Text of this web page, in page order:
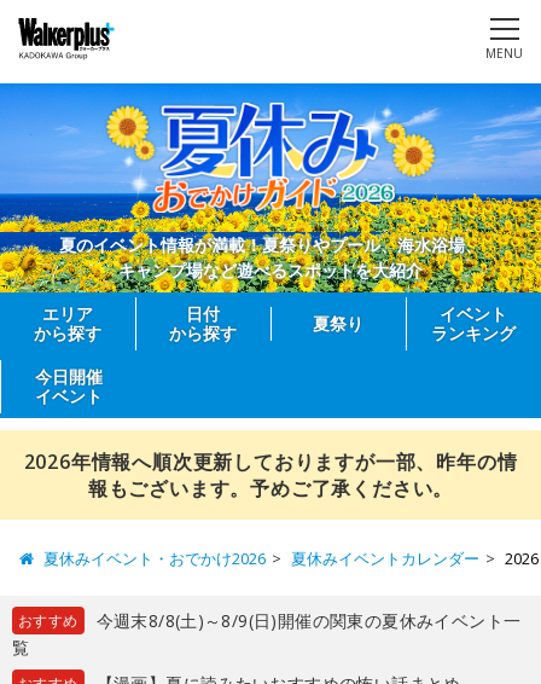
MENU
夏のイベント情報が満載！夏祭りやプール、海水浴場、
キャンプ場など遊べるスポットを大紹介
エリア
から探す
日付
から探す
夏祭り
イベント
ランキング
今日開催
イベント
2026年情報へ順次更新しておりますが一部、昨年の情
報もございます。予めご了承ください。
夏休みイベント・おでかけ2026 夏休みイベントカレンダー
おすすめ
今週末8/8(土)～8/9(日)開催の関東の夏休みイベント一
覧